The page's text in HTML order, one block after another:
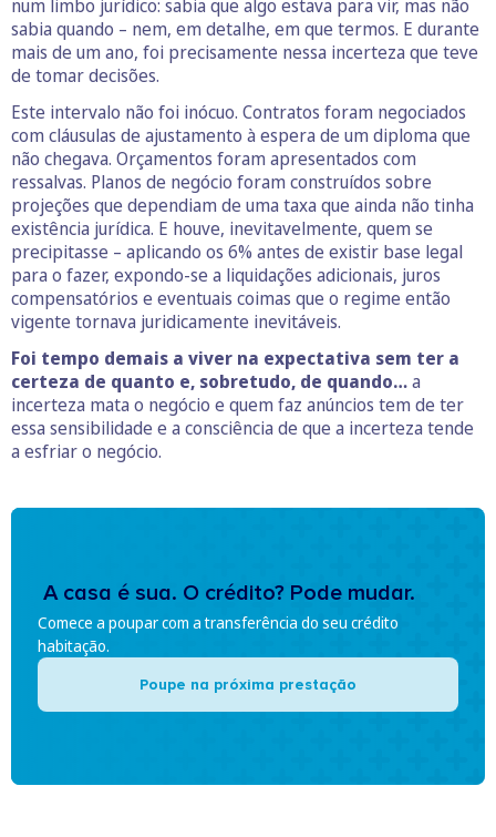
num limbo jurídico: sabia que algo estava para vir, mas não
sabia quando – nem, em detalhe, em que termos. E durante
mais de um ano, foi precisamente nessa incerteza que teve
de tomar decisões.
Este intervalo não foi inócuo. Contratos foram negociados
com cláusulas de ajustamento à espera de um diploma que
não chegava. Orçamentos foram apresentados com
ressalvas. Planos de negócio foram construídos sobre
projeções que dependiam de uma taxa que ainda não tinha
existência jurídica. E houve, inevitavelmente, quem se
precipitasse – aplicando os 6% antes de existir base legal
para o fazer, expondo-se a liquidações adicionais, juros
compensatórios e eventuais coimas que o regime então
vigente tornava juridicamente inevitáveis.
Foi tempo demais a viver na expectativa sem ter a
certeza de quanto e, sobretudo, de quando…a
incerteza mata o negócio e quem faz anúncios tem de ter
essa sensibilidade e a consciência de que a incerteza tende
a esfriar o negócio.
A casa é sua. O crédito? Pode mudar.
Comece a poupar com a transferência do seu crédito
habitação.
Poupe na próxima prestação